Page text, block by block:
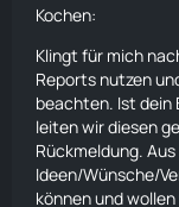
ErstSpawnpunkt:
Da Server wie
würden wir uns
den
zb. verfügt über
ist aber wenn
Kochen:
Klingt für mich
Reports nutzen
beachten. Ist dein
leiten wir diesen
Rückmeldung.
Ideen/Wünsche/
können und